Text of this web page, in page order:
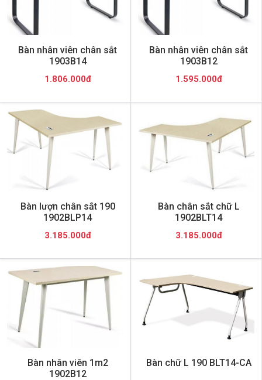
Bàn nhân viên chân sắt
1903B14
1.806.000đ
Bàn nhân viên chân sắt
1903B12
1.595.000đ
Bàn lượn chân sắt 190
1902BLP14
3.185.000đ
Bàn chân sắt chữ L
1902BLT14
3.185.000đ
Bàn nhân viên 1m2
1902B12
Bàn chữ L 190 BLT14-CA